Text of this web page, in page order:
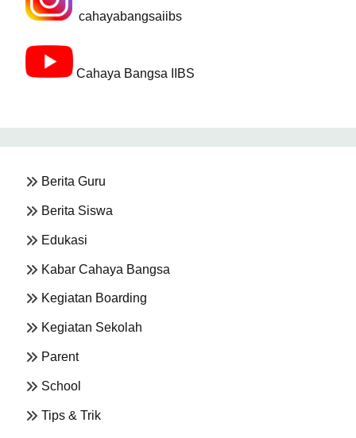
cahayabangsaiibs
Cahaya Bangsa IIBS
Berita Guru
Berita Siswa
Edukasi
Kabar Cahaya Bangsa
Kegiatan Boarding
Kegiatan Sekolah
Parent
School
Tips & Trik